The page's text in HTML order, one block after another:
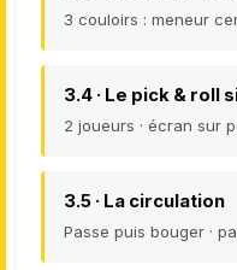
3 couloirs : meneur
3.4 · Le pick & roll
2 joueurs · écran sur
3.5 · La circulation
Passe puis bouger ·